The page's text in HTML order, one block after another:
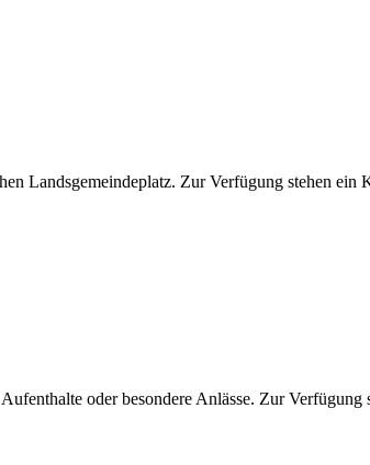
Landsgemeindeplatz. Zur Verfügung stehen
oder besondere Anlässe. Zur